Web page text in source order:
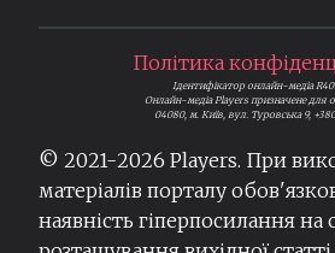
Політика
Ідентифікатор онлайн-медіа
Онлайн-медіа Players призначене для
04080, м. Київ, вул. Туровська 9,
© 2021-2026 Players. При
матеріалів порталу
наявність гіперпосилання на